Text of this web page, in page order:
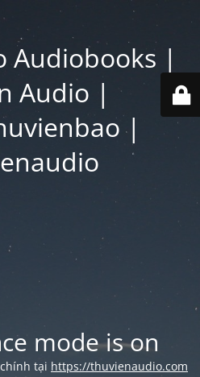
Audiobooks |
Audio |
|
mode is on
tại https://thuvienaudio.com